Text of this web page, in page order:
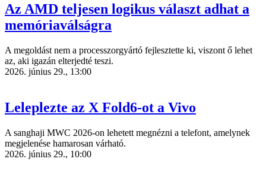
Az AMD teljesen logikus választ adhat a
memóriaválságra
A megoldást nem a processzorgyártó fejlesztette ki, viszont ő lehet
az, aki igazán elterjedté teszi.
2026. június 29., 13:00
Leleplezte az X Fold6-ot a Vivo
A sanghaji MWC 2026-on lehetett megnézni a telefont, amelynek
megjelenése hamarosan várható.
2026. június 29., 10:00